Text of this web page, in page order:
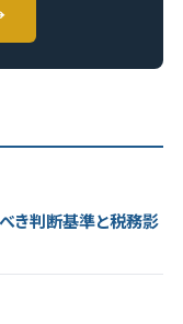
き判断基準と税務影